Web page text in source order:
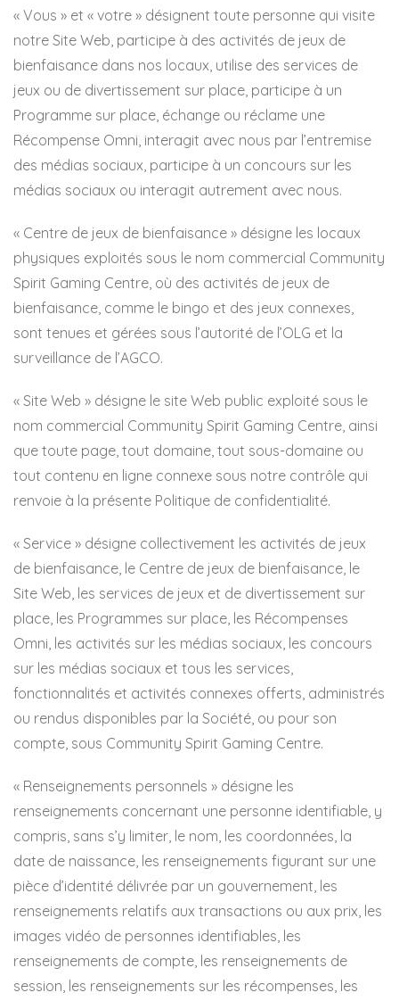
« Vous » et « votre » désignent toute personne qui visite
notre Site Web, participe à des activités de jeux de
bienfaisance dans nos locaux, utilise des services de
jeux ou de divertissement sur place, participe à un
Programme sur place, échange ou réclame une
Récompense Omni, interagit avec nous par l’entremise
des médias sociaux, participe à un concours sur les
médias sociaux ou interagit autrement avec nous.
« Centre de jeux de bienfaisance » désigne les locaux
physiques exploités sous le nom commercial Community
Spirit Gaming Centre, où des activités de jeux de
bienfaisance, comme le bingo et des jeux connexes,
sont tenues et gérées sous l’autorité de l’OLG et la
surveillance de l’AGCO.
« Site Web » désigne le site Web public exploité sous le
nom commercial Community Spirit Gaming Centre, ainsi
que toute page, tout domaine, tout sous-domaine ou
tout contenu en ligne connexe sous notre contrôle qui
renvoie à la présente Politique de confidentialité.
« Service » désigne collectivement les activités de jeux
de bienfaisance, le Centre de jeux de bienfaisance, le
Site Web, les services de jeux et de divertissement sur
place, les Programmes sur place, les Récompenses
Omni, les activités sur les médias sociaux, les concours
sur les médias sociaux et tous les services,
fonctionnalités et activités connexes offerts, administrés
ou rendus disponibles par la Société, ou pour son
compte, sous Community Spirit Gaming Centre.
« Renseignements personnels » désigne les
renseignements concernant une personne identifiable, y
compris, sans s’y limiter, le nom, les coordonnées, la
date de naissance, les renseignements figurant sur une
pièce d’identité délivrée par un gouvernement, les
renseignements relatifs aux transactions ou aux prix, les
images vidéo de personnes identifiables, les
renseignements de compte, les renseignements de
session, les renseignements sur les récompenses, les